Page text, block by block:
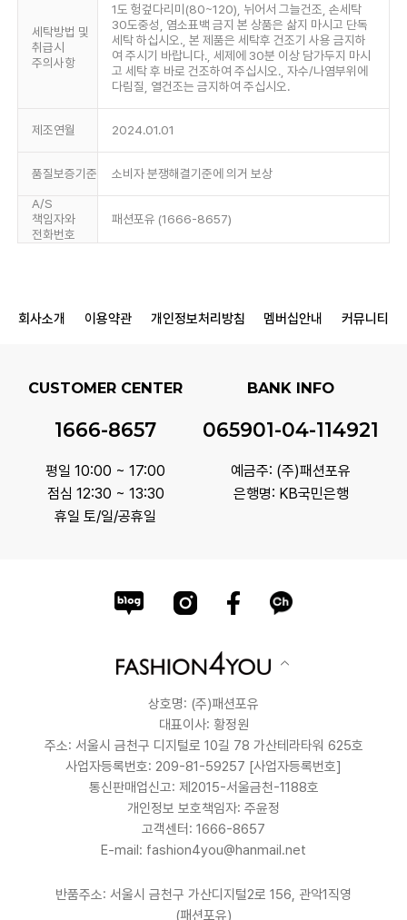
세탁방법 및
취급시
주의사항
1도 헝겊다리미(80~120), 뉘어서 그늘건조, 손세탁
30도중성, 염소표백 금지 본 상품은 삶지 마시고 단독
세탁 하십시오., 본 제품은 세탁후 건조기 사용 금지하
여 주시기 바랍니다., 세제에 30분 이상 담가두지 마시
고 세탁 후 바로 건조하여 주십시오., 자수/나염부위에
다림질, 열건조는 금지하여 주십시오.
제조연월 2024.01.01
품질보증기준 소비자 분쟁해결기준에 의거 보상
A/S
책임자와
전화번호
패션포유 (1666-8657)
회사소개 이용약관 개인정보처리방침 멤버십안내 커뮤니티
CUSTOMER CENTER
1666-8657
평일 10:00 ~ 17:00
점심 12:30 ~ 13:30
휴일 토/일/공휴일
BANK INFO
065901-04-114921
예금주: (주)패션포유
은행명: KB국민은행
상호명: (주)패션포유
대표이사: 황정원
주소: 서울시 금천구 디지털로 10길 78 가산테라타워 625호
사업자등록번호: 209-81-59257 [사업자등록번호]
통신판매업신고: 제2015-서울금천-1188호
개인정보 보호책임자: 주윤정
고객센터: 1666-8657
E-mail: fashion4you@hanmail.net
반품주소: 서울시 금천구 가산디지털2로 156, 관악1직영
(패션포유)